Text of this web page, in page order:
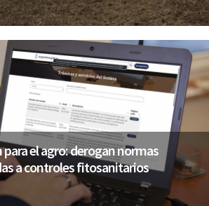
el agro: derogan normas
a controles fitosanitarios